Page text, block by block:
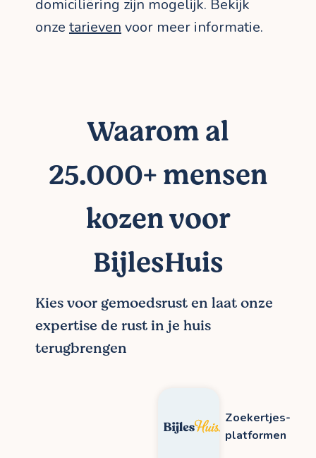
domiciliëring zijn mogelijk. Bekijk
onze tarieven voor meer informatie.
Waarom al
25.000+ mensen
kozen voor
BijlesHuis
Kies voor gemoedsrust en laat onze
expertise de rust in je huis
terugbrengen
Zoekertjes-
platformen